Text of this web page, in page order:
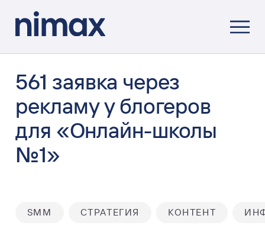
561 заявка через
рекламу у блогеров
для «Онлайн-школы
№1»
SMM СТРАТЕГИЯ КОНТЕНТ